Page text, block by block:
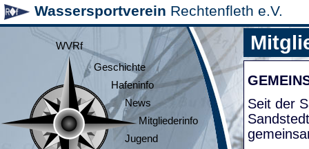
Wassersportverein Rechtenfleth e.V.
WVRf
Geschichte
Hafeninfo
News
Mitgliederinfo
Jugend
Seit der